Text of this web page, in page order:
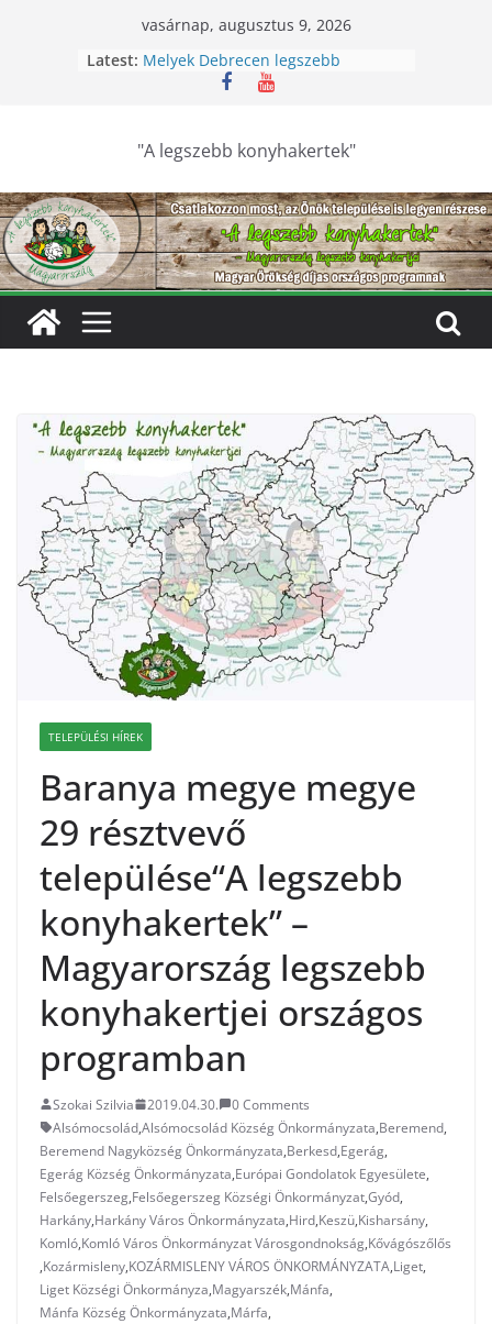
vasárnap, augusztus 9, 2026
Latest: Melyek Debrecen legszebb
konyhakertjei?
Szurdokpüspöki – Igazi csoda ez a
nevelik a természet szeretetére a
legkisebbeket
Keresik Debrecen legszebb
konyhakertjeit
Debrecen – Ültess, gondozd, nyerj:
Debrecen legszebb konyhakertjeit
"A legszebb konyhakertek"
TELEPÜLÉSI HÍREK
Baranya megye megye
29 résztvevő
települése“A legszebb
konyhakertek” –
Magyarország legszebb
konyhakertjei országos
programban
Szokai Szilvia 2019.04.30.
0 Comments
Alsómocsolád,Alsómocsolád Község Önkormányzata,Beremend,
Beremend Nagyközség Önkormányzata,Berkesd,Egerág,
Egerág Község Önkormányzata,Európai Gondolatok Egyesülete,
Felsőegerszeg,Felsőegerszeg Községi Önkormányzat,Gyód,
Harkány,Harkány Város Önkormányzata,Hird,Keszü,Kisharsány,
Komló,Komló Város Önkormányzat Városgondnokság,Kővágószőlős
,Kozármisleny,KOZÁRMISLENY VÁROS ÖNKORMÁNYZATA,Liget,
Liget Községi Önkormányza,Magyarszék,Mánfa,
Mánfa Község Önkormányzata,Márfa,